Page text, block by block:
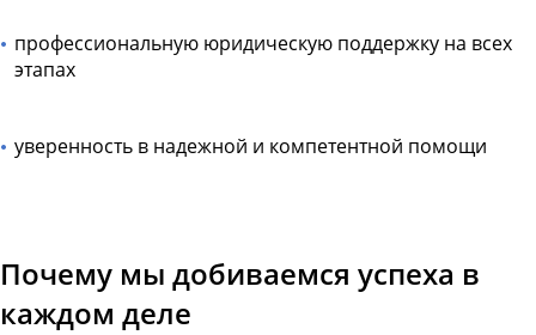
профессиональную юридическую поддержку на всех
этапах
уверенность в надежной и компетентной помощи
Почему мы добиваемся успеха в
каждом деле